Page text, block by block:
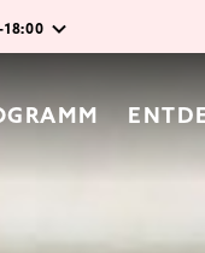
zum Inhalt